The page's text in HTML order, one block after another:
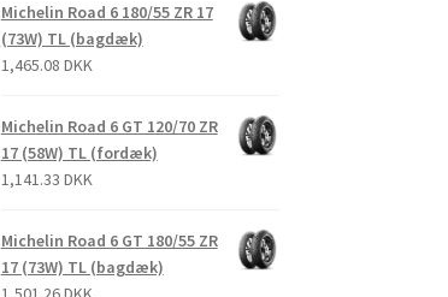
Michelin Road 6 180/55 ZR 17
(73W) TL (bagdæk)
1,465.08 DKK
Michelin Road 6 GT 120/70 ZR
17 (58W) TL (fordæk)
1,141.33 DKK
Michelin Road 6 GT 180/55 ZR
17 (73W) TL (bagdæk)